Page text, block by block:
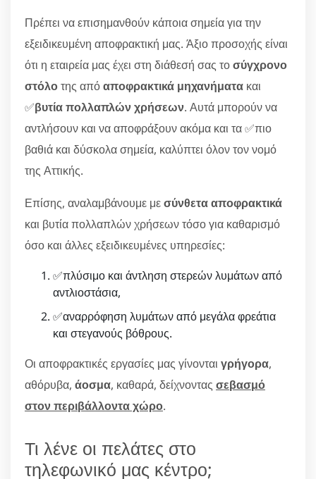
Πρέπει να επισημανθούν κάποια σημεία για την
εξειδικευμένη αποφρακτική μας. Άξιο προσοχής είναι
ότι η εταιρεία μας έχει στη διάθεσή σας τοσύγχρονο
στόλοτης απόαποφρακτικά μηχανήματα και
✅βυτία πολλαπλών χρήσεων. Αυτά μπορούν να
αντλήσουν και να αποφράξουν ακόμα και τα ✅πιο
βαθιά και δύσκολα σημεία, καλύπτει όλον τον νομό
της Αττικής.
Επίσης, αναλαμβάνουμε μεσύνθετα αποφρακτικά
και βυτία πολλαπλών χρήσεων τόσο για καθαρισμό
όσο και άλλες εξειδικευμένες υπηρεσίες:
✅πλύσιμο και άντληση στερεών λυμάτων από
αντλιοστάσια,
✅αναρρόφηση λυμάτων από μεγάλα φρεάτια
και στεγανούς βόθρους.
Οι αποφρακτικές εργασίες μας γίνονται γρήγορα,
αθόρυβα, άοσμα, καθαρά, δείχνοντας σεβασμό
στον περιβάλλοντα χώρο.
Τι λένε οι πελάτες στο
τηλεφωνικό μας κέντρο;